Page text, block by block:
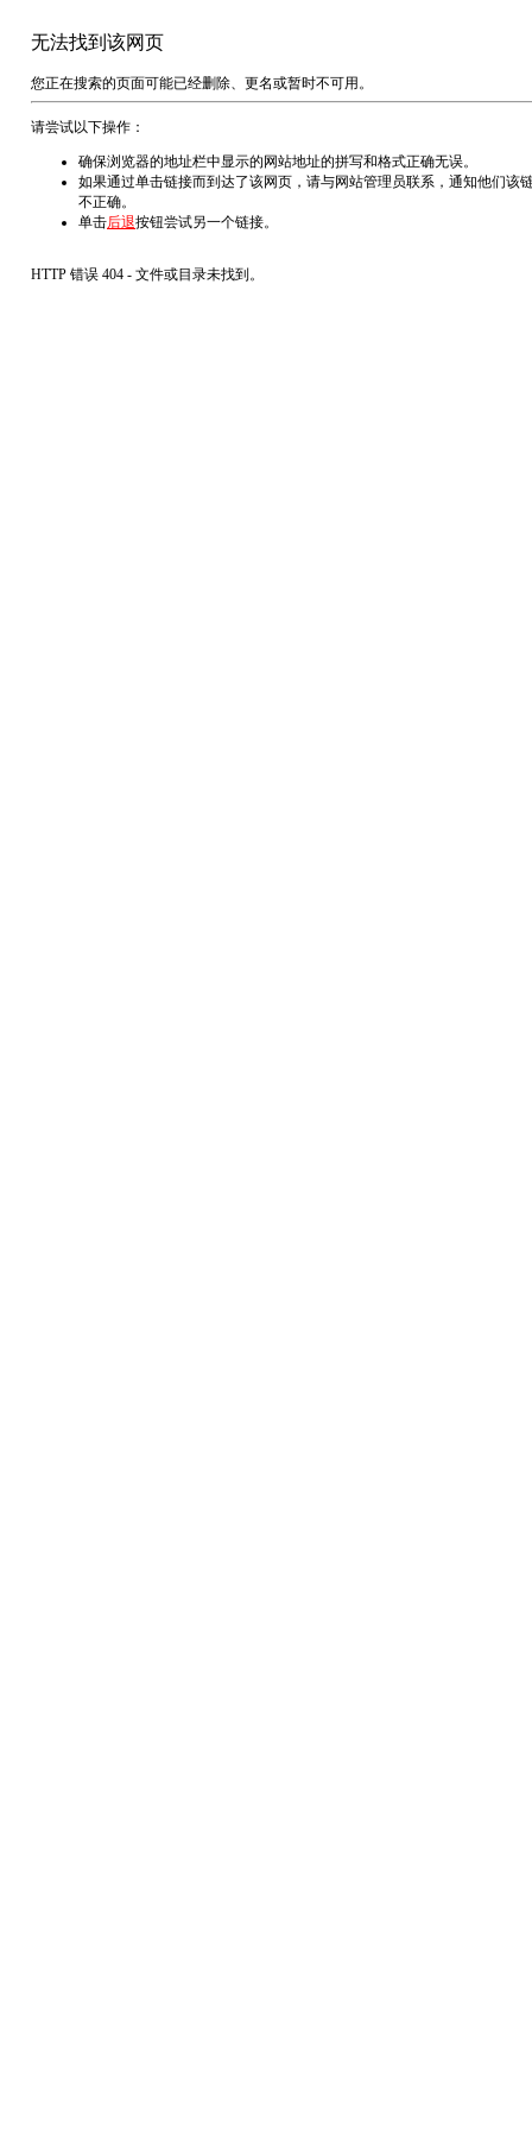
无法找到该网页
您正在搜索的页面可能已经删除、更名或暂时不可用。
请尝试以下操作：
确保浏览器的地址栏中显示的网站地址的拼写和格式正确无误。
如果通过单击链接而到达了该网页，请与网站管理员联系，通知他们该
不正确。
单击后退按钮尝试另一个链接。
HTTP 错误 404 - 文件或目录未找到。